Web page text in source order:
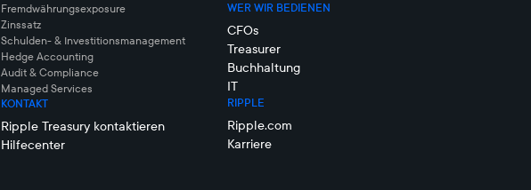
Fremdwährungsexposure
Zinssatz
Schulden- & Investitionsmanagement
Hedge Accounting
Audit & Compliance
Managed Services
KONTAKT
Ripple Treasury kontaktieren
Hilfecenter
WER WIR BEDIENEN
CFOs
Treasurer
Buchhaltung
IT
RIPPLE
Ripple.com
Karriere